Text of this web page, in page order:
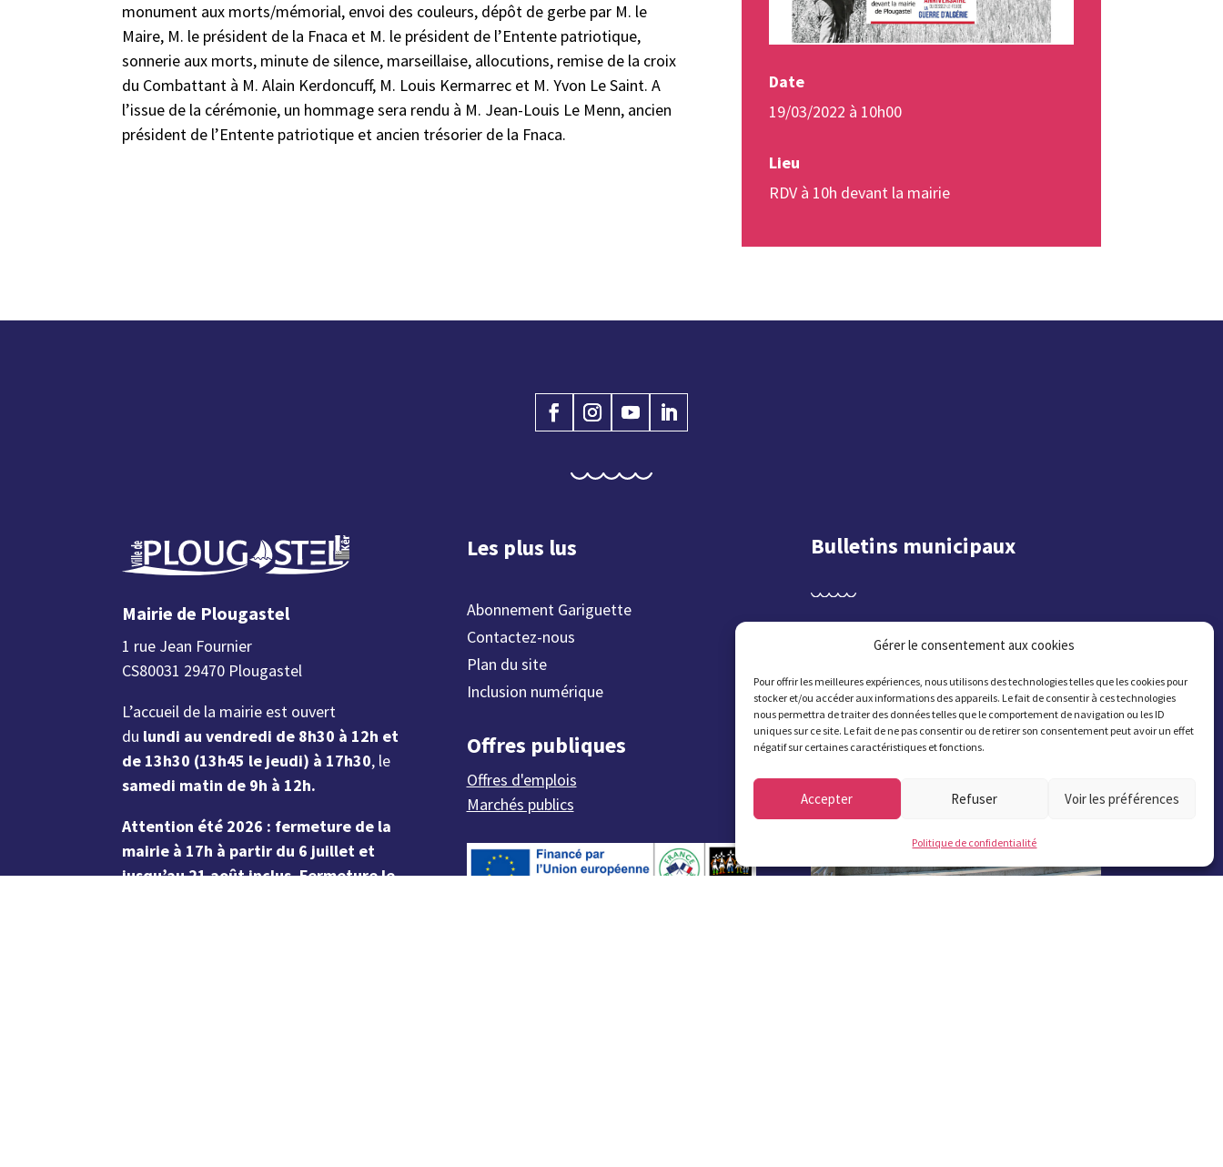
Gérer le consentement aux cookies
Pour offrir les meilleures expériences, nous utilisons des technologies telles que les cookies pour
stocker et/ou accéder aux informations des appareils. Le fait de consentir à ces technologies
nous permettra de traiter des données telles que le comportement de navigation ou les ID
uniques sur ce site. Le fait de ne pas consentir ou de retirer son consentement peut avoir un effet
négatif sur certaines caractéristiques et fonctions.
Accepter Refuser Voir les préférences
Politique de confidentialité
monument aux morts/mémorial, envoi des couleurs, dépôt de gerbe par M. le
Maire, M. le président de la Fnaca et M. le président de l’Entente patriotique,
sonnerie aux morts, minute de silence, marseillaise, allocutions, remise de la croix
du Combattant à M. Alain Kerdoncuff, M. Louis Kermarrec et M. Yvon Le Saint. A
l’issue de la cérémonie, un hommage sera rendu à M. Jean-Louis Le Menn, ancien
président de l’Entente patriotique et ancien trésorier de la Fnaca.
Date
19/03/2022 à 10h00
Lieu
RDV à 10h devant la mairie
Mairie de Plougastel
1 rue Jean Fournier
CS80031 29470 Plougastel
L’accueil de la mairie est ouvert
du lundi au vendredi de 8h30 à 12h et
de 13h30 (13h45 le jeudi) à 17h30, le
samedi matin de 9h à 12h.
Attention été 2026 : fermeture de la
mairie à 17h à partir du 6 juillet et
jusqu’au 21 août inclus. Fermeture le
Les plus lus
Abonnement Gariguette
Contactez-nous
Plan du site
Inclusion numérique
Offres publiques
Offres d'emplois
Marchés publics
Bulletins municipaux
S'abonner